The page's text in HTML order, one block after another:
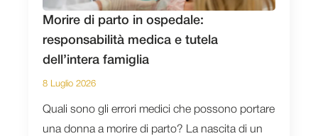
Morire di parto in ospedale:
responsabilità medica e tutela
dell’intera famiglia
8 Luglio 2026
Quali sono gli errori medici che possono portare
una donna a morire di parto? La nascita di un